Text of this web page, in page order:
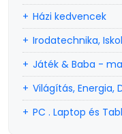
Házi kedvencek
Irodatechnika,
Játék & Baba -
Világítás, Energia,
PC . Laptop és